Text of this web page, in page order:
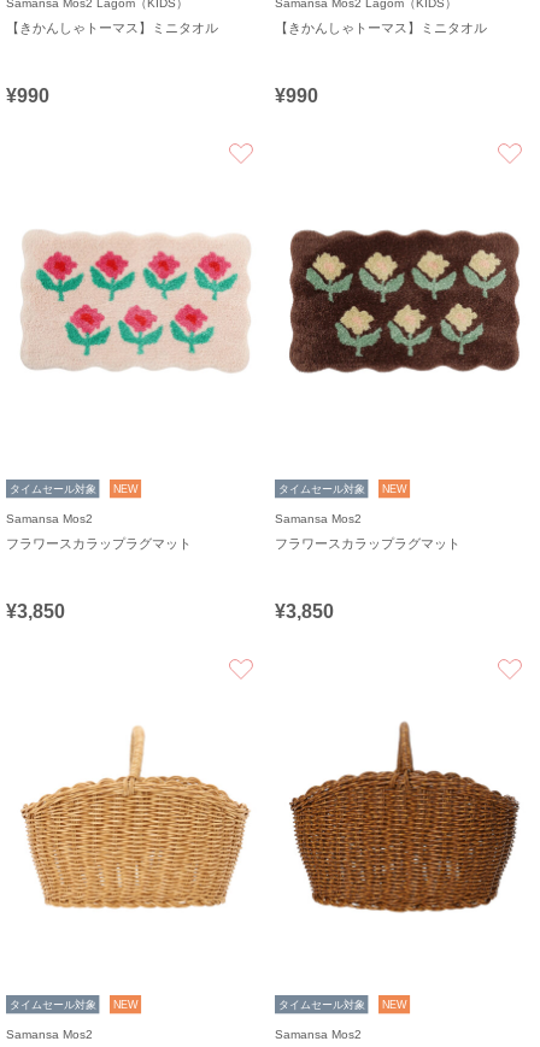
Samansa Mos2 Lagom（KIDS）
【きかんしゃトーマス】ミニタオル
¥990
Samansa Mos2 Lagom（KIDS）
【きかんしゃトーマス】ミニタオル
¥990
タイムセール対象 NEW
Samansa Mos2
フラワースカラップラグマット
¥3,850
タイムセール対象 NEW
Samansa Mos2
フラワースカラップラグマット
¥3,850
タイムセール対象 NEW
Samansa Mos2
タイムセール対象 NEW
Samansa Mos2